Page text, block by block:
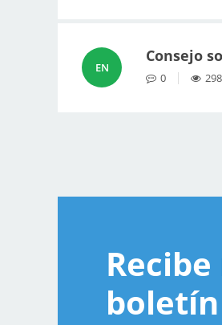
EN
Consejo
0